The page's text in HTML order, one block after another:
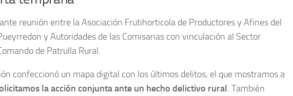
reunión entre la Asociación Frutihorticola de Productores y Afines del
y Autoridades de las Comisarias con vinculación al Sector
de Patrulla Rural.
confeccionó un mapa digital con los últimos delitos, el que mostramos a
la acción conjunta ante un hecho delictivo rural. También